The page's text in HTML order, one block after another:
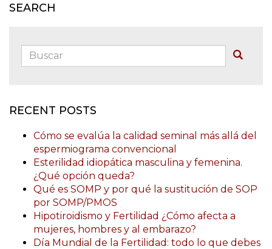
SEARCH
Buscar:
RECENT POSTS
Cómo se evalúa la calidad seminal más allá del
espermiograma convencional
Esterilidad idiopática masculina y femenina.
¿Qué opción queda?
Qué es SOMP y por qué la sustitución de SOP
por SOMP/PMOS
Hipotiroidismo y Fertilidad ¿Cómo afecta a
mujeres, hombres y al embarazo?
Día Mundial de la Fertilidad: todo lo que debes